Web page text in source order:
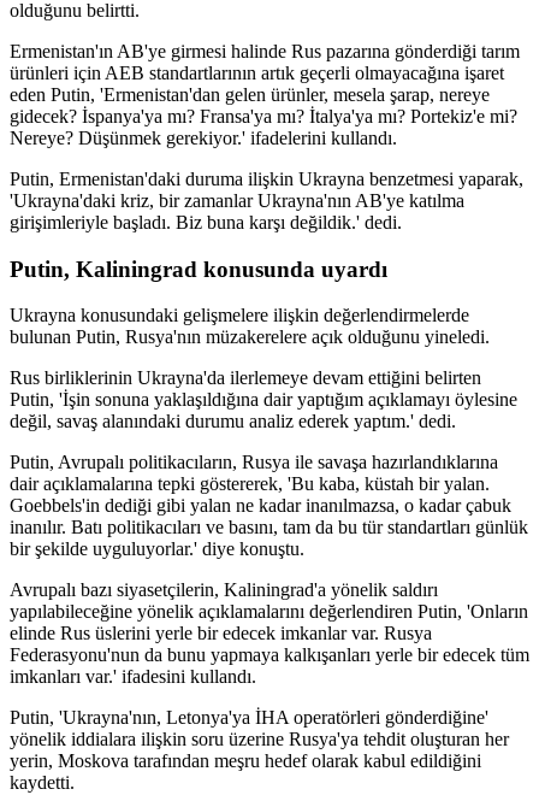
olduğunu belirtti.
Ermenistan'ın AB'ye girmesi halinde Rus pazarına gönderdiği tarım
ürünleri için AEB standartlarının artık geçerli olmayacağına işaret
eden Putin, 'Ermenistan'dan gelen ürünler, mesela şarap, nereye
gidecek? İspanya'ya mı? Fransa'ya mı? İtalya'ya mı? Portekiz'e mi?
Nereye? Düşünmek gerekiyor.' ifadelerini kullandı.
Putin, Ermenistan'daki duruma ilişkin Ukrayna benzetmesi yaparak,
'Ukrayna'daki kriz, bir zamanlar Ukrayna'nın AB'ye katılma
girişimleriyle başladı. Biz buna karşı değildik.' dedi.
Putin, Kaliningrad konusunda uyardı
Ukrayna konusundaki gelişmelere ilişkin değerlendirmelerde
bulunan Putin, Rusya'nın müzakerelere açık olduğunu yineledi.
Rus birliklerinin Ukrayna'da ilerlemeye devam ettiğini belirten
Putin, 'İşin sonuna yaklaşıldığına dair yaptığım açıklamayı öylesine
değil, savaş alanındaki durumu analiz ederek yaptım.' dedi.
Putin, Avrupalı politikacıların, Rusya ile savaşa hazırlandıklarına
dair açıklamalarına tepki göstererek, 'Bu kaba, küstah bir yalan.
Goebbels'in dediği gibi yalan ne kadar inanılmazsa, o kadar çabuk
inanılır. Batı politikacıları ve basını, tam da bu tür standartları günlük
bir şekilde uyguluyorlar.' diye konuştu.
Avrupalı bazı siyasetçilerin, Kaliningrad'a yönelik saldırı
yapılabileceğine yönelik açıklamalarını değerlendiren Putin, 'Onların
elinde Rus üslerini yerle bir edecek imkanlar var. Rusya
Federasyonu'nun da bunu yapmaya kalkışanları yerle bir edecek tüm
imkanları var.' ifadesini kullandı.
Putin, 'Ukrayna'nın, Letonya'ya İHA operatörleri gönderdiğine'
yönelik iddialara ilişkin soru üzerine Rusya'ya tehdit oluşturan her
yerin, Moskova tarafından meşru hedef olarak kabul edildiğini
kaydetti.